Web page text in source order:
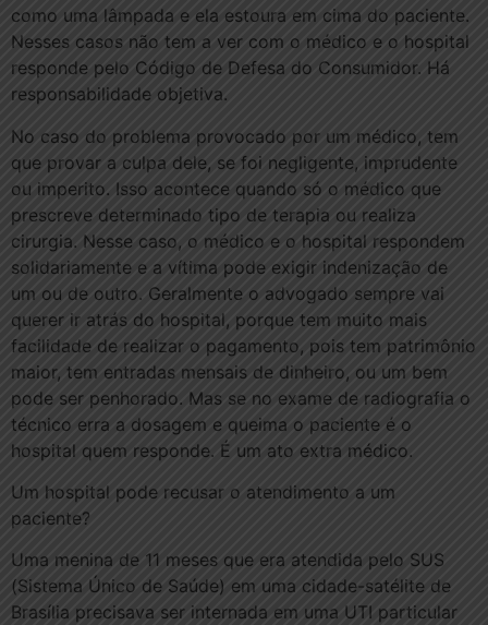
como uma lâmpada e ela estoura em cima do paciente.
Nesses casos não tem a ver com o médico e o hospital
responde pelo Código de Defesa do Consumidor. Há
responsabilidade objetiva.
No caso do problema provocado por um médico, tem
que provar a culpa dele, se foi negligente, imprudente
ou imperito. Isso acontece quando só o médico que
prescreve determinado tipo de terapia ou realiza
cirurgia. Nesse caso, o médico e o hospital respondem
solidariamente e a vítima pode exigir indenização de
um ou de outro. Geralmente o advogado sempre vai
querer ir atrás do hospital, porque tem muito mais
facilidade de realizar o pagamento, pois tem patrimônio
maior, tem entradas mensais de dinheiro, ou um bem
pode ser penhorado. Mas se no exame de radiografia o
técnico erra a dosagem e queima o paciente é o
hospital quem responde. É um ato extra médico.
Um hospital pode recusar o atendimento a um
paciente?
Uma menina de 11 meses que era atendida pelo SUS
(Sistema Único de Saúde) em uma cidade-satélite de
Brasília precisava ser internada em uma UTI particular